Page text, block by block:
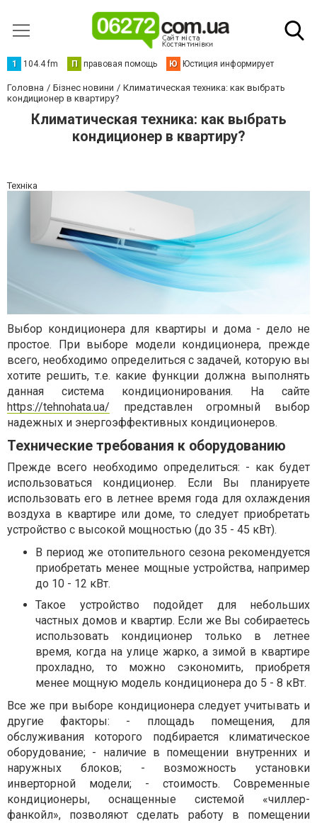
1 104.4 fm П правовая помощь Ю Юстиция информирует
Головна Бізнес новини
Климатическая техника: как выбрать
кондиционер в квартиру?
Климатическая техника: как выбрать
кондиционер в квартиру?
Техніка
Выбор кондиционера для квартиры и дома - дело не
простое. При выборе модели кондиционера, прежде
всего, необходимо определиться с задачей, которую вы
хотите решить, т.е. какие функции должна выполнять
данная система кондиционирования. На сайте
https://tehnohata.ua/ представлен огромный выбор
надежных и энергоэффективных кондиционеров.
Технические требования к оборудованию
Прежде всего необходимо определиться: - как будет
использоваться кондиционер. Если Вы планируете
использовать его в летнее время года для охлаждения
воздуха в квартире или доме, то следует приобретать
устройство с высокой мощностью (до 35 - 45 кВт).
В период же отопительного сезона рекомендуется
приобретать менее мощные устройства, например
до 10 - 12 кВт.
Такое устройство подойдет для небольших
частных домов и квартир. Если же Вы собираетесь
использовать кондиционер только в летнее
время, когда на улице жарко, а зимой в квартире
прохладно, то можно сэкономить, приобретя
менее мощную модель кондиционера до 5 - 8 кВт.
Все же при выборе кондиционера следует учитывать и
другие факторы: - площадь помещения, для
обслуживания которого подбирается климатическое
оборудование; - наличие в помещении внутренних и
наружных блоков; - возможность установки
инверторной модели; - стоимость. Современные
кондиционеры, оснащенные системой «чиллер-
фанкойл», позволяют сделать работу в помещении